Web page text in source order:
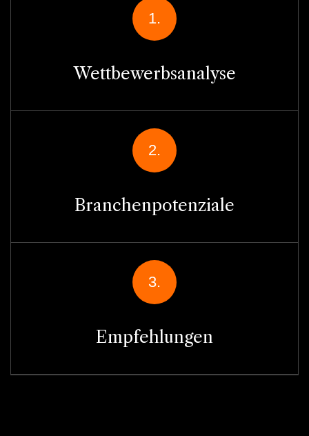
1.
Wettbewerbsanalyse
2.
Branchenpotenziale
3.
Empfehlungen